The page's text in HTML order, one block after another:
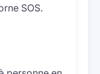
SOS.